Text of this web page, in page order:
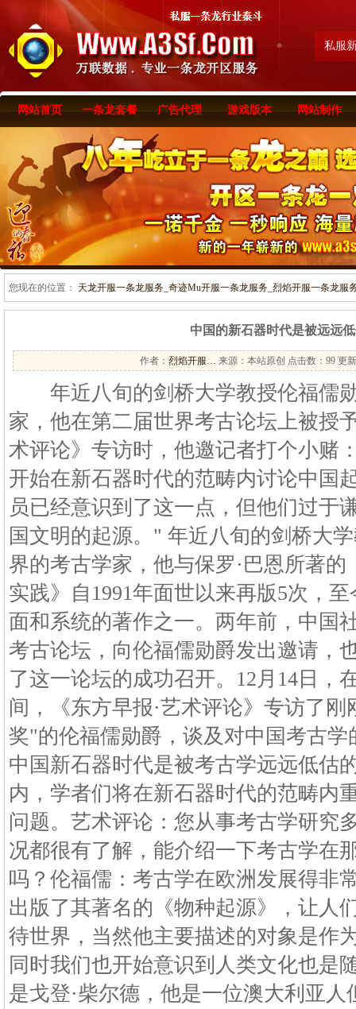
私服
网站首页 一条龙套餐 广告代理 游戏版本 网站制作
您现在的位置： 天龙开服一条龙服务_奇迹Mu开服一条龙服务_烈焰开服一条龙服
中国的新石器时代是被远远
作者： 烈焰开服… 来源：本站原创 点击数： 99 更
年近八旬的剑桥大学教授伦福儒
家，他在第二届世界考古论坛上被授
术评论》专访时，他邀记者打个小赌
开始在新石器时代的范畴内讨论中
员已经意识到了这一点，但他们过于
国文明的起源。" 年近八旬的剑桥大
界的考古学家，他与保罗·巴恩所著
实践》自1991年面世以来再版5次，
面和系统的著作之一。两年前，中国
考古论坛，向伦福儒勋爵发出邀请，
了这一论坛的成功召开。12月14日，
间，《东方早报·艺术评论》专访了
奖"的伦福儒勋爵，谈及对中国考古
中国新石器时代是被考古学远远低估
内，学者们将在新石器时代的范畴内
问题。艺术评论：您从事考古学研究
况都很有了解，能介绍一下考古学在
吗？伦福儒：考古学在欧洲发展得非
出版了其著名的《物种起源》，让人
待世界，当然他主要描述的对象是作
同时我们也开始意识到人类文化也是
是戈登·柴尔德，他是一位澳大利亚